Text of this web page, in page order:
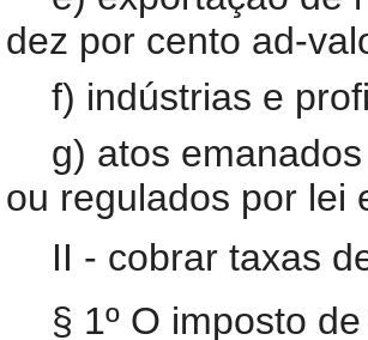
dez por cento ad-
f) indústrias e
g) atos
ou regulados por lei
II - cobrar taxas
§ 1º O imposto